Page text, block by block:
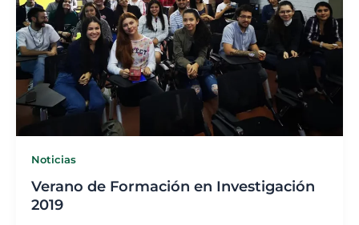
Noticias
Verano de Formación en Investigación
2019